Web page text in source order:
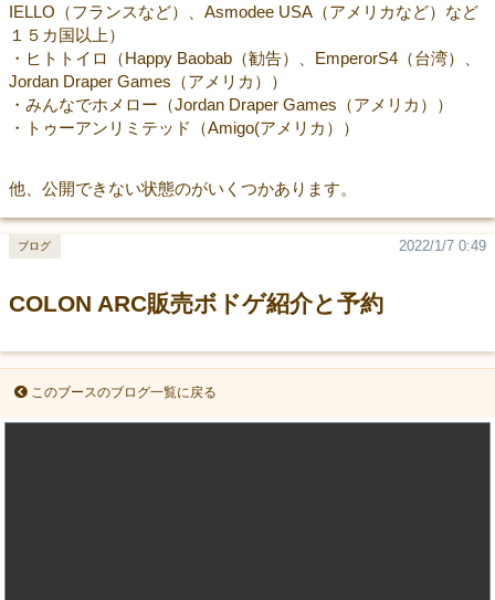
IELLO（フランスなど）、Asmodee USA（アメリカなど）など
１５カ国以上）
・ヒトトイロ（Happy Baobab（勧告）、EmperorS4（台湾）、
Jordan Draper Games（アメリカ））
・みんなでホメロー（Jordan Draper Games（アメリカ））
・トゥーアンリミテッド（Amigo(アメリカ））
他、公開できない状態のがいくつかあります。
COLON ARC販売ボドゲ紹介と予約
2022/1/7 0:49
ブログ
このブースのブログ一覧に戻る